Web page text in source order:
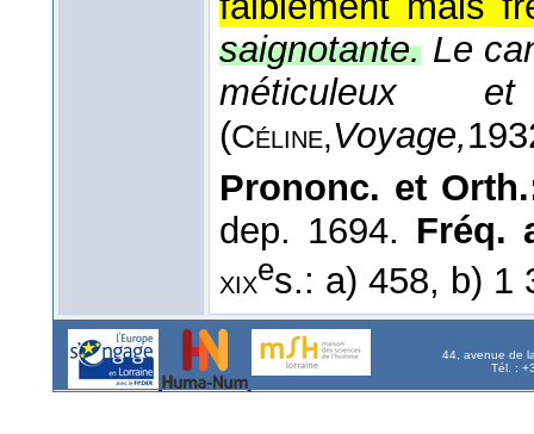
saignotante. Le
méticuleux
(Céline,Voyage,
Prononc. et
dep. 1694. Fréq.
xixes.: a) 458, b) 1
44, avenue de
Tél. :